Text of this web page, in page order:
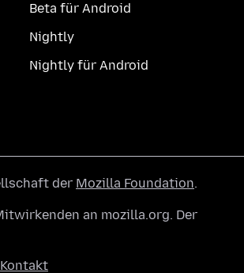
Beta für Android
Nightly
Nightly für Android
der Mozilla Foundation.
an mozilla.org. Der
Kontakt